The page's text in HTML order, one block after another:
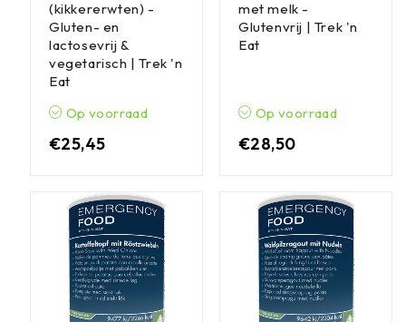
(kikkererwten) -
Gluten- en
lactosevrij &
vegetarisch | Trek 'n
Eat
Op voorraad
€25,45
met melk -
Glutenvrij | Trek 'n
Eat
Op voorraad
€28,50